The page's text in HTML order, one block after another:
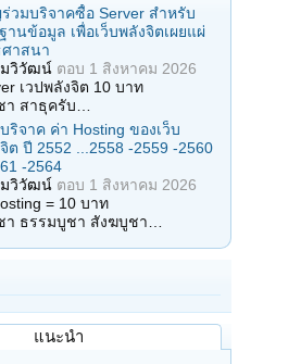
วมบริจาคซื้อ Server สำหรับ
านข้อมูล เพื่อเว็บพลังจิตเผยแผ่
าสนา
มวิวัฒน์ ตอบ 1 สิงหาคม 2026
เวปพลังจิต 10 บาท
า สาธุครับ…
ริจาค ค่า Hosting ของเว็บ
ต ปี 2552 ...2558 -2559 -2560
-2564
มวิวัฒน์ ตอบ 1 สิงหาคม 2026
= 10 บาท
า ธรรมบูชา สังฆบูชา…
แนะนำ